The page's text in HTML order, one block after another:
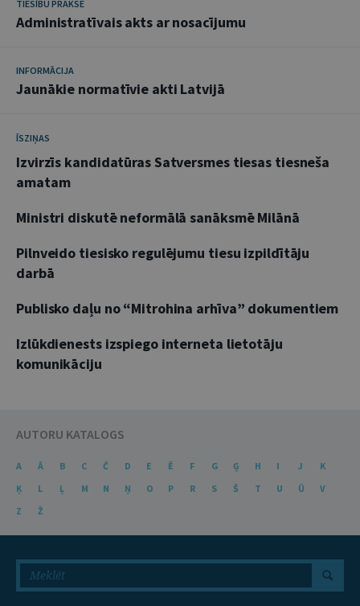
TIESĪBU PRAKSE
Administratīvais akts ar nosacījumu
INFORMĀCIJA
Jaunākie normatīvie akti Latvijā
ĪSZIŅAS
Izvirzīs kandidatūras Satversmes tiesas tiesneša
amatam
Ministri diskutē neformālā sanāksmē Milānā
Pilnveido tiesisko regulējumu tiesu izpildītāju
darbā
Publisko daļu no “Mitrohina arhīva” dokumentiem
Izlūkdienests izspiego interneta lietotāju
komunikāciju
AUTORU KATALOGS
A Ā B C Č D E Ē F G Ģ H I J
K
Ķ
L Ļ M N Ņ O P R S Š T U Ū
V
Z
Ž